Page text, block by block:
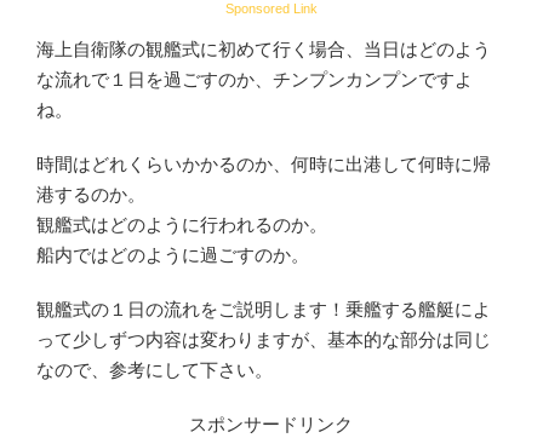
Sponsored Link
海上自衛隊の観艦式に初めて行く場合、当日はどのよう
な流れで１日を過ごすのか、チンプンカンプンですよ
ね。
時間はどれくらいかかるのか、何時に出港して何時に帰
港するのか。
観艦式はどのように行われるのか。
船内ではどのように過ごすのか。
観艦式の１日の流れをご説明します！乗艦する艦艇によ
って少しずつ内容は変わりますが、基本的な部分は同じ
なので、参考にして下さい。
スポンサードリンク